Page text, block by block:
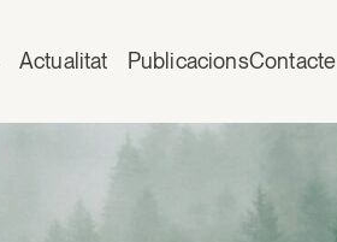
Actualitat PublicacionsContacte